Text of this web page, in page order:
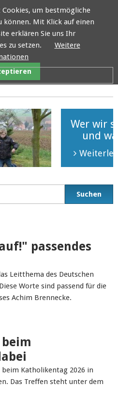
Wer wir
und
passendes
Leitthema des Deutschen
Worte sind passend für die
Achim Brennecke.
Katholikentag 2026 in
Das Treffen steht unter dem
Cookies, um bestmögliche
Mit Klick auf einen
erklären Sie uns Ihr
zu setzen.
Weitere